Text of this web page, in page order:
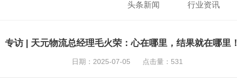
头条新闻 行业资讯
专访 | 天元物流总经理毛火荣：心在哪里，结果就在哪里！
日期：2025-07-05 点击量：531